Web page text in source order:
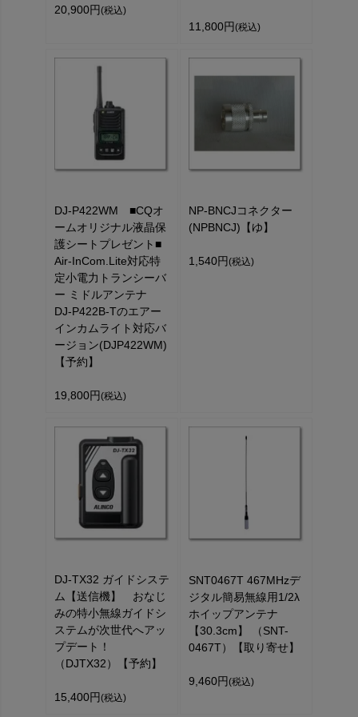
20,900円 (税込)
11,800円 (税込)
DJ-P422WM ■CQオ
ームオリジナル液晶保
護シートプレゼント■
Air-InCom.Lite対応特
定小電力トランシーバ
ー ミドルアンテナ
DJ-P422B-Tのエアー
インカムライト対応バ
ージョン(DJP422WM)
【予約】
19,800円 (税込)
NP-BNCJコネクター
(NPBNCJ)【ゆ】
1,540円 (税込)
DJ-TX32 ガイドシステ
ム【送信機】 おなじ
みの特小無線ガイドシ
ステムが次世代へアッ
プデート！
（DJTX32）【予約】
15,400円 (税込)
SNT0467T 467MHzデ
ジタル簡易無線用1/2λ
ホイップアンテナ
【30.3cm】 （SNT-
0467T）【取り寄せ】
9,460円(税込)